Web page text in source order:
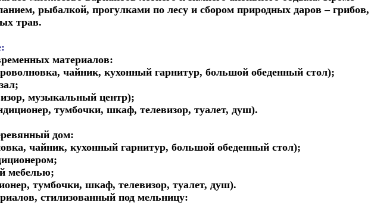
рыбалкой, прогулками по лесу и сбором природных даров – грибов,
трав.
материалов:
чайник, кухонный гарнитур, большой обеденный стол);
музыкальный центр);
тумбочки, шкаф, телевизор, туалет, душ).
дом:
чайник, кухонный гарнитур, большой обеденный стол);
мебелью;
тумбочки, шкаф, телевизор, туалет, душ).
стилизованный под мельницу: